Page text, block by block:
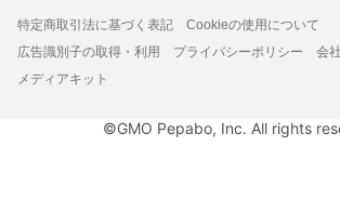
特定商取引法に基づく表記
Cookieの使用について
広告識別子の取得・利用
プライバシーポリシー 会
メディアキット
©GMO Pepabo, Inc. All rights